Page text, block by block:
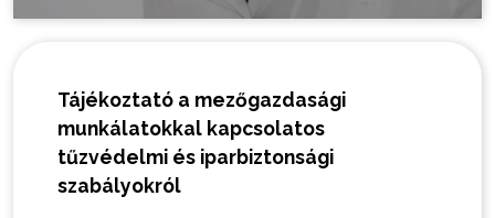
Tájékoztató a mezőgazdasági
munkálatokkal kapcsolatos
tűzvédelmi és iparbiztonsági
szabályokról